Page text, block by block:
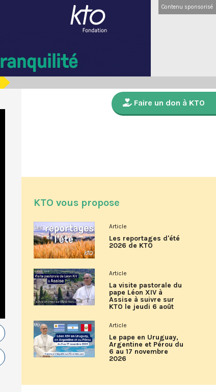
Contenu sponsorisé
Faire un don à KTO
KTO vous propose
Article
Les reportages d'été
2026 de KTO
Article
La visite pastorale du
pape Léon XIV à
Assise à suivre sur
KTO le jeudi 6 août
Article
Le pape en Uruguay,
Argentine et Pérou du
6 au 17 novembre
2026